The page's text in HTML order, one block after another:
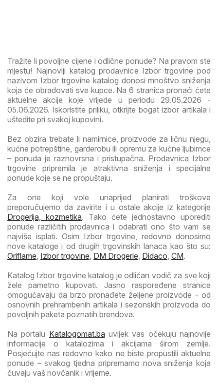
Tražite li povoljne cijene i odlične ponude? Na pravom ste
mjestu! Najnoviji katalog prodavnice Izbor trgovine pod
nazivom Izbor trgovine katalog donosi mnoštvo sniženja
koja će obradovati sve kupce. Na 6 stranica pronaći ćete
aktuelne akcije koje vrijede u periodu 29.05.2026 -
05.06.2026. Iskoristite priliku, otkrijte bogat izbor artikala i
uštedite pri svakoj kupovini.
Bez obzira trebate li namirnice, proizvode za ličnu njegu,
kućne potrepštine, garderobu ili opremu za kućne ljubimce
– ponuda je raznovrsna i pristupačna. Prodavnica Izbor
trgovine pripremila je atraktivna sniženja i specijalne
ponude koje se ne propuštaju.
Za one koji vole unaprijed planirati troškove
preporučujemo da zavirite i u ostale akcije iz kategorije
Drogerija, kozmetika. Tako ćete jednostavno uporediti
ponude različitih prodavnica i odabrati ono što vam se
najviše isplati. Osim Izbor trgovine, redovno donosimo
nove kataloge i od drugih trgovinskih lanaca kao što su:
Oriflame, Izbor trgovine, DM Drogerie, Didaco, CM.
Katalog Izbor trgovine katalog je odličan vodič za sve koji
žele pametno kupovati. Jasno raspoređene stranice
omogućavaju da brzo pronađete željene proizvode – od
osnovnih prehrambenih artikala i sezonskih proizvoda do
povoljnih paketa poznatih brendova.
Na portalu Katalogomat.bauvijek vas očekuju najnovije
informacije o katalozima i akcijama širom zemlje.
Posjećujte nas redovno kako ne biste propustili aktuelne
ponude – svakog tjedna pripremamo nova sniženja koja
čuvaju vaš novčanik i vrijeme.